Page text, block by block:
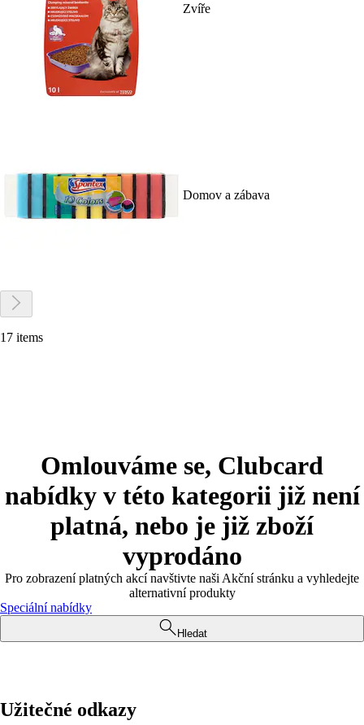
Zvíře
Domov a zábava
17 items
Omlouváme se, Clubcard
nabídky v této kategorii již není
platná, nebo je již zboží
vyprodáno
Pro zobrazení platných akcí navštivte naši Akční stránku a vyhledejte
alternativní produkty
Speciální nabídky
Hledat
Užitečné odkazy